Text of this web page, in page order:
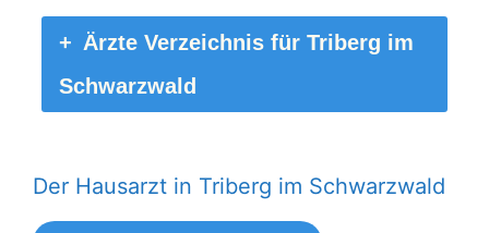
Ärzte Verzeichnis für Triberg im
Schwarzwald
Der Hausarzt in Triberg im Schwarzwald